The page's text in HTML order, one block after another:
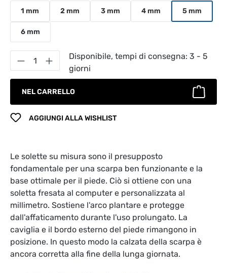
1 mm 2 mm 3 mm 4 mm 5 mm
6 mm
Quantità del prodotto: inserisci la
Disponibile, tempi di consegna: 3 - 5
giorni
NEL CARRELLO
AGGIUNGI ALLA WISHLIST
Le solette su misura sono il presupposto
fondamentale per una scarpa ben funzionante e la
base ottimale per il piede. Ciò si ottiene con una
soletta fresata al computer e personalizzata al
millimetro. Sostiene l'arco plantare e protegge
dall'affaticamento durante l'uso prolungato. La
caviglia e il bordo esterno del piede rimangono in
posizione. In questo modo la calzata della scarpa è
ancora corretta alla fine della lunga giornata.